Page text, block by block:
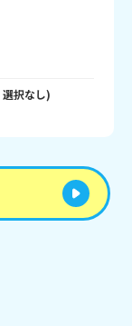
選択なし)